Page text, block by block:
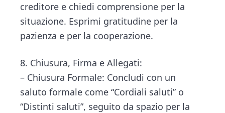
creditore e chiedi comprensione per la
situazione. Esprimi gratitudine per la
pazienza e per la cooperazione.
8. Chiusura, Firma e Allegati:
– Chiusura Formale: Concludi con un
saluto formale come “Cordiali saluti” o
“Distinti saluti”, seguito da spazio per la